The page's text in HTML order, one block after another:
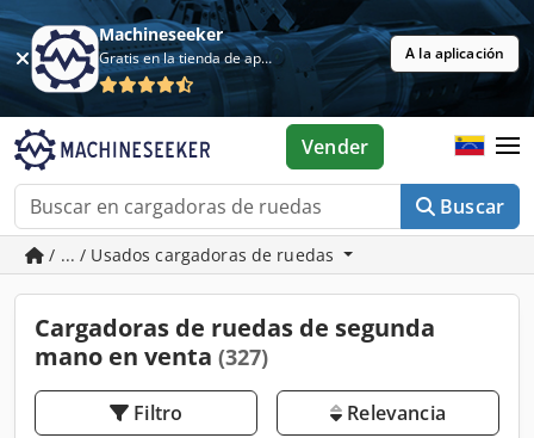
Machineseeker
Gratis en la tienda de aplicaciones A la aplicación
Buscar
Vender
/ ... / Usados cargadoras de ruedas
Cargadoras de ruedas de segunda
mano en venta (327)
Filtro Relevancia